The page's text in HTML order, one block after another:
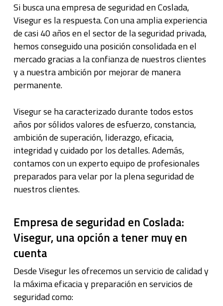
Si busca una empresa de seguridad en Coslada,
Visegur es la respuesta. Con una amplia experiencia
de casi 40 años en el sector de la seguridad privada,
hemos conseguido una posición consolidada en el
mercado gracias a la confianza de nuestros clientes
y a nuestra ambición por mejorar de manera
permanente.
Visegur se ha caracterizado durante todos estos
años por sólidos valores de esfuerzo, constancia,
ambición de superación, liderazgo, eficacia,
integridad y cuidado por los detalles. Además,
contamos con un experto equipo de profesionales
preparados para velar por la plena seguridad de
nuestros clientes.
Empresa de seguridad en Coslada:
Visegur, una opción a tener muy en
cuenta
Desde Visegur les ofrecemos un servicio de calidad y
la máxima eficacia y preparación en servicios de
seguridad como: